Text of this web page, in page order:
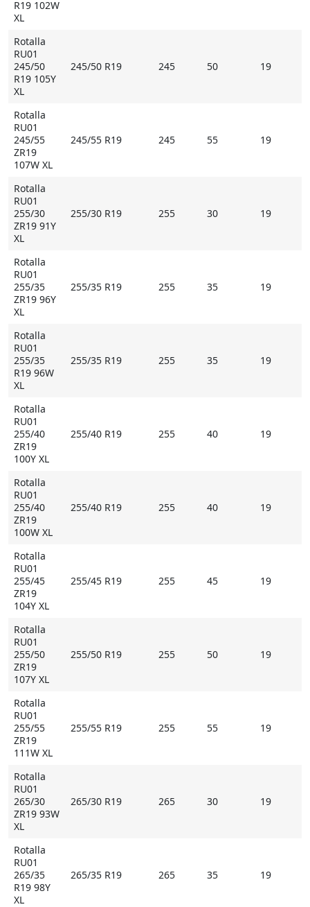
R19 102W
XL
Rotalla
RU01
245/50
R19 105Y
XL
245/50 R19 245 50 19
Rotalla
RU01
245/55
ZR19
107W XL
245/55 R19 245 55 19
Rotalla
RU01
255/30
ZR19 91Y
XL
255/30 R19 255 30 19
Rotalla
RU01
255/35
ZR19 96Y
XL
255/35 R19 255 35 19
Rotalla
RU01
255/35
R19 96W
XL
255/35 R19 255 35 19
Rotalla
RU01
255/40
ZR19
100Y XL
255/40 R19 255 40 19
Rotalla
RU01
255/40
ZR19
100W XL
255/40 R19 255 40 19
Rotalla
RU01
255/45
ZR19
104Y XL
255/45 R19 255 45 19
Rotalla
RU01
255/50
ZR19
107Y XL
255/50 R19 255 50 19
Rotalla
RU01
255/55
ZR19
111W XL
255/55 R19 255 55 19
Rotalla
RU01
265/30
ZR19 93W
XL
265/30 R19 265 30 19
Rotalla
RU01
265/35
R19 98Y
XL
265/35 R19 265 35 19